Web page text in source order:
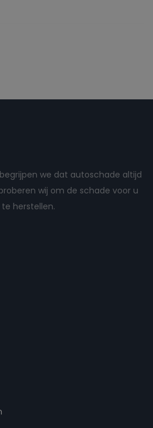
we dat autoschade altijd
wij om de schade voor u
herstellen.